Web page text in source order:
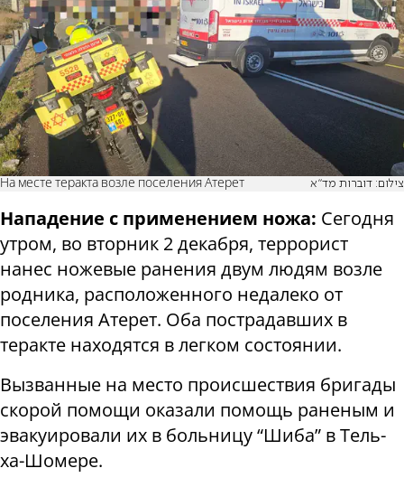
На месте теракта возле поселения Атерет צילום: דוברות מד"א
Нападение с применением ножа: Сегодня
утром, во вторник 2 декабря, террорист
нанес ножевые ранения двум людям возле
родника, расположенного недалеко от
поселения Атерет. Оба пострадавших в
теракте находятся в легком состоянии.
Вызванные на место происшествия бригады
скорой помощи оказали помощь раненым и
эвакуировали их в больницу “Шиба” в Тель-
ха-Шомере.